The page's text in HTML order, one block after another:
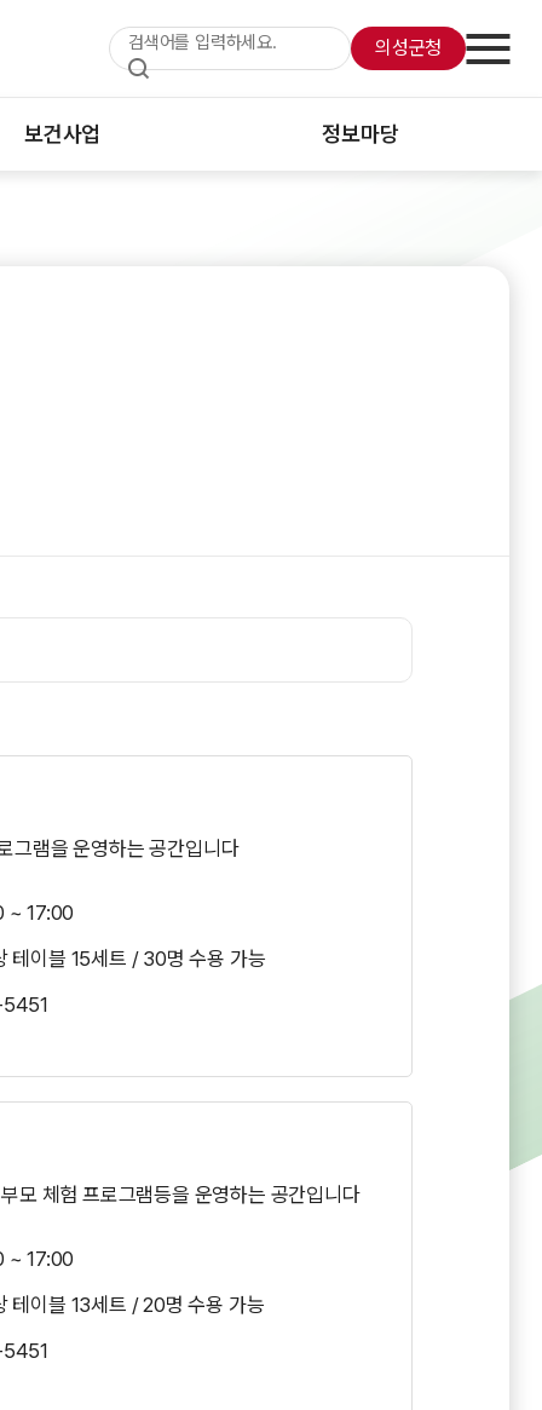
의성군청
보건사업 정보마당
그램을 운영하는 공간입니다
~ 17:00
이블 15세트 / 30명 수용 가능
모 체험 프로그램등을 운영하는 공간입니다
~ 17:00
이블 13세트 / 20명 수용 가능